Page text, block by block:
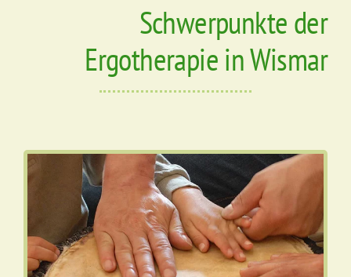
Schwerpunkte der
Ergotherapie in Wismar